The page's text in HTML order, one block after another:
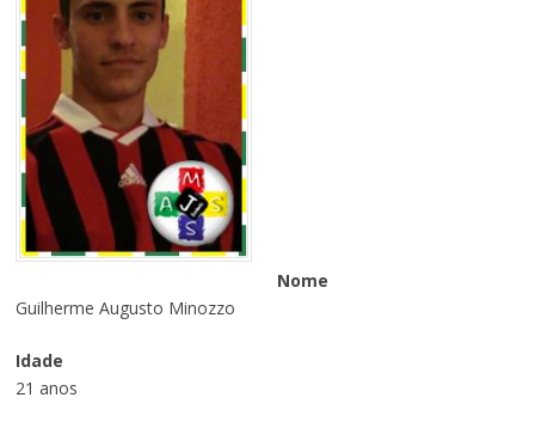
Nome
Guilherme Augusto Minozzo
Idade
21 anos